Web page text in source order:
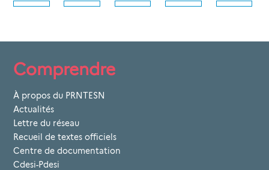
Comprendre
À propos du PRNTESN
Actualités
Lettre du réseau
Recueil de textes officiels
Centre de documentation
Cdesi-Pdesi